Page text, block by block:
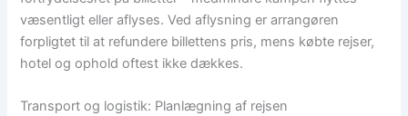
væsentligt eller aflyses. Ved aflysning er arrangøren
forpligtet til at refundere billettens pris, mens købte rejser,
hotel og ophold oftest ikke dækkes.
Transport og logistik: Planlægning af rejsen